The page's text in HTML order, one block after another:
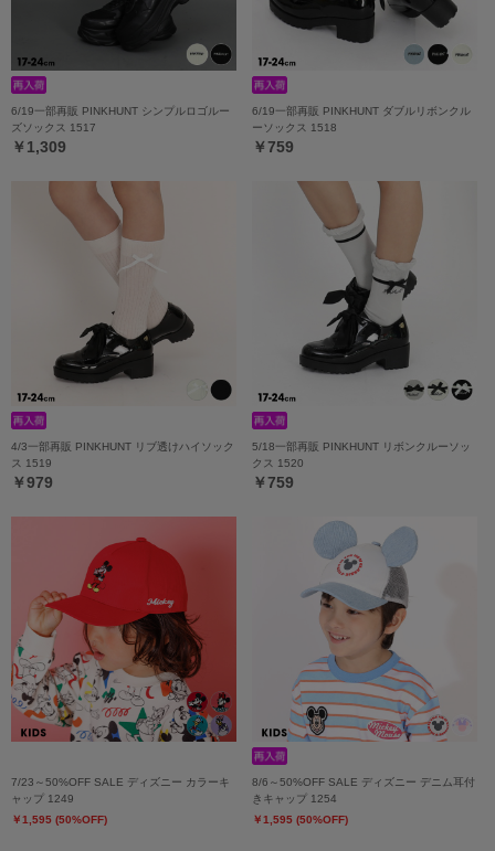
6/19一部再販 PINKHUNT シンプルロゴルー
ズソックス 1517
￥1,309
6/19一部再販 PINKHUNT ダブルリボンクル
ーソックス 1518
￥759
4/3一部再販 PINKHUNT リブ透けハイソック
ス 1519
￥979
5/18一部再販 PINKHUNT リボンクルーソッ
クス 1520
￥759
7/23～50%OFF SALE ディズニー カラーキ
ャップ 1249
￥1,595 (50%OFF)
8/6～50%OFF SALE ディズニー デニム耳付
きキャップ 1254
￥1,595 (50%OFF)